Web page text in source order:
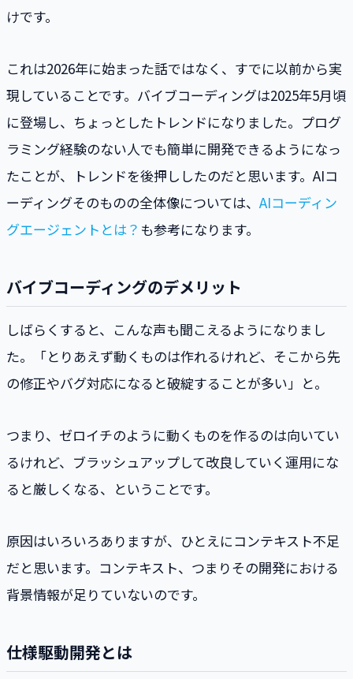
けです。
これは2026年に始まった話ではなく、すでに以前から実
現していることです。バイブコーディングは2025年5月頃
に登場し、ちょっとしたトレンドになりました。プログ
ラミング経験のない人でも簡単に開発できるようになっ
たことが、トレンドを後押ししたのだと思います。AIコ
ーディングそのものの全体像については、 AIコーディン
グエージェントとは？ も参考になります。
バイブコーディングのデメリット
しばらくすると、こんな声も聞こえるようになりまし
た。「とりあえず動くものは作れるけれど、そこから先
の修正やバグ対応になると破綻することが多い」と。
つまり、ゼロイチのように動くものを作るのは向いてい
るけれど、ブラッシュアップして改良していく運用にな
ると厳しくなる、ということです。
原因はいろいろありますが、ひとえにコンテキスト不足
だと思います。コンテキスト、つまりその開発における
背景情報が足りていないのです。
仕様駆動開発とは